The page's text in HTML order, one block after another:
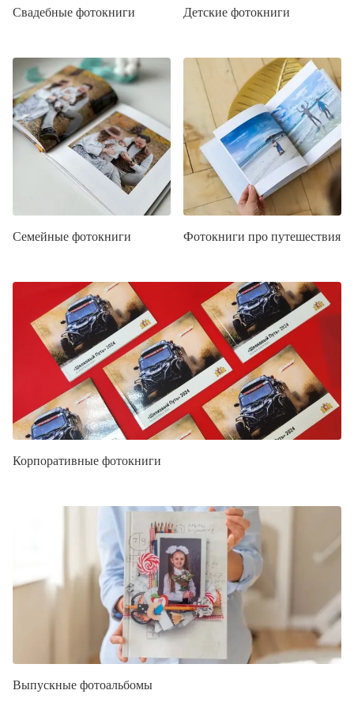
Свадебные фотокниги Детские фотокниги
Семейные фотокниги Фотокниги про путешествия
Корпоративные фотокниги
Выпускные фотоальбомы